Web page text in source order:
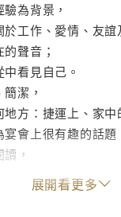
為背景，
工作、愛情、友誼
聲音；
看見自己。
潔，
方：捷運上、家中
會上很有趣的話題
，
會帶領你進入她的世
展開看更多